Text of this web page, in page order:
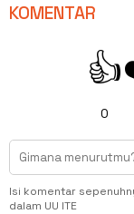
KOMENTAR
👍
0
Isi komentar
dalam UU ITE